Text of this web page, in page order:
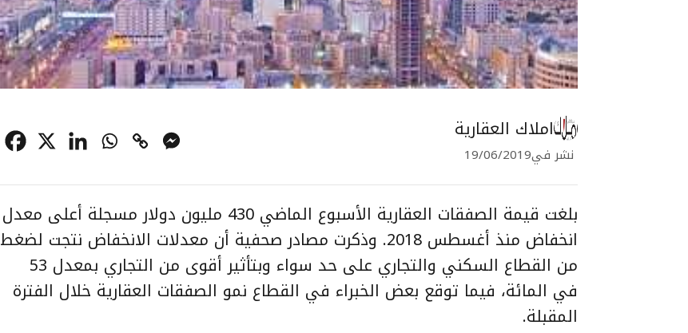
املاك العقارية
نشر في19/06/2019
بلغت قيمة الصفقات العقارية الأسبوع الماضي 430 مليون دولار مسجلة أعلى معدل
انخفاض منذ أغسطس 2018. وذكرت مصادر صحفية أن معدلات الانخفاض نتجت لضغط
من القطاع السكني والتجاري على حد سواء وبتأثير أقوى من التجاري بمعدل 53
في المائة، فيما توقع بعض الخبراء في القطاع نمو الصفقات العقارية خلال الفترة
المقبلة.